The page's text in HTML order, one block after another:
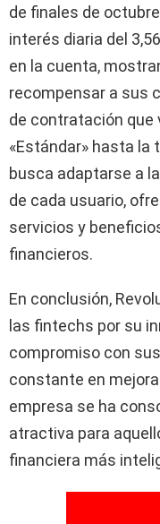
de finales de
interés diaria del
en la cuenta,
recompensar a sus
de contratación que
«Estándar» hasta la
busca adaptarse a
de cada usuario,
servicios y
financieros.
En conclusión,
las fintechs por su
compromiso con
constante en
empresa se ha
atractiva para
financiera más